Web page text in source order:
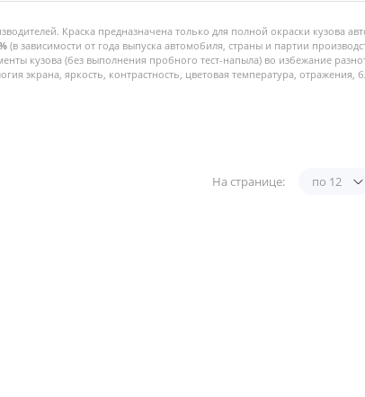
Краска предназначена только для полной окраски кузова
(в зависимости от года выпуска автомобиля, страны и партии
кузова (без выполнения пробного тест-напыла) во избежание
экрана, яркость, контрастность, цветовая температура, отражения,
На странице: по 12